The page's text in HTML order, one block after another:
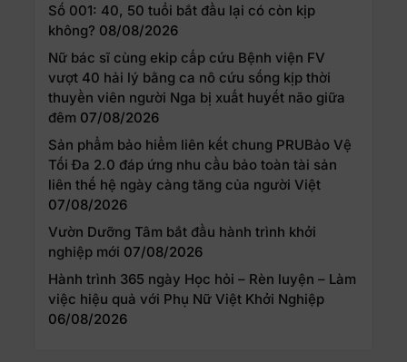
Số 001: 40, 50 tuổi bắt đầu lại có còn kịp
không? 08/08/2026
Nữ bác sĩ cùng ekip cấp cứu Bệnh viện FV
vượt 40 hải lý bằng ca nô cứu sống kịp thời
thuyền viên người Nga bị xuất huyết não giữa
đêm 07/08/2026
Sản phẩm bảo hiểm liên kết chung PRUBảo Vệ
Tối Đa 2.0 đáp ứng nhu cầu bảo toàn tài sản
liên thế hệ ngày càng tăng của người Việt
07/08/2026
Vườn Dưỡng Tâm bắt đầu hành trình khởi
nghiệp mới 07/08/2026
Hành trình 365 ngày Học hỏi – Rèn luyện – Làm
việc hiệu quả với Phụ Nữ Việt Khởi Nghiệp
06/08/2026